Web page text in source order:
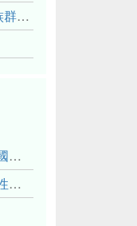
光輝》
「散播愛心」還是「打工度假」？臺灣國內與跨國捐卵的利他修辭、金錢動機與身體代價
當性別不只是種身分：從「情慾可生活性」理解跨性別者的身體、慾望與認同探索